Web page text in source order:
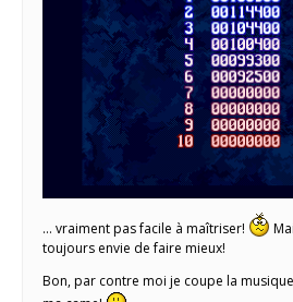
… vraiment pas facile à maîtriser!
toujours envie de faire mieux!
Bon, par contre moi je coupe la